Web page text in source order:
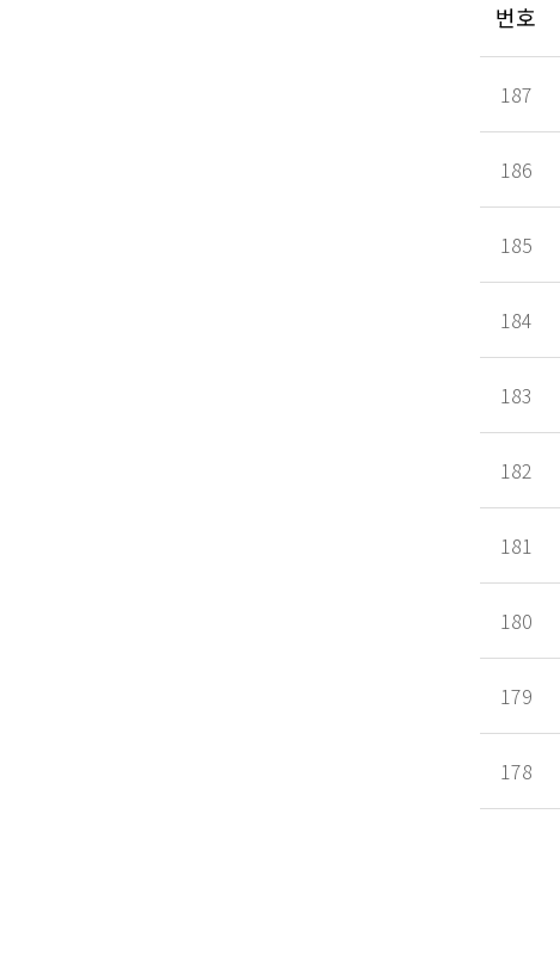
번호
187
186
185
184
183
182
181
180
179
178